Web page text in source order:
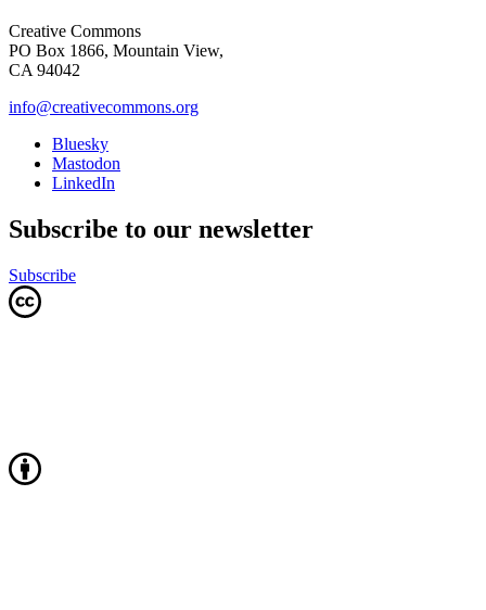
Creative Commons
PO Box 1866, Mountain View,
CA 94042
info@creativecommons.org
Bluesky
Mastodon
LinkedIn
Subscribe to our newsletter
Subscribe